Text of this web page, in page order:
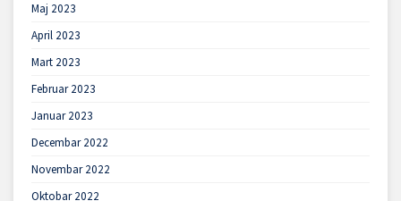
Maj 2023
April 2023
Mart 2023
Februar 2023
Januar 2023
Decembar 2022
Novembar 2022
Oktobar 2022